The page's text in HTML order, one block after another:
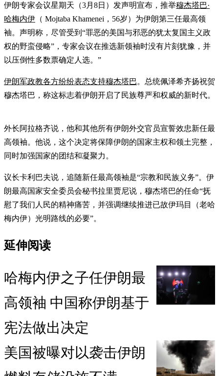
伊朗专家会议星期天（3月8日）发声明宣布，推举穆杰塔巴·
哈梅内伊 （ Mojtaba Khamenei，56岁）为伊朗第三任最高领
袖。声明称，尽管受到“罪恶的美国与邪恶的犹太复国主义政
权的野蛮侵略”，专家会议在推选新领袖时没有片刻犹豫，并
以压倒性多数票确定人选。”
伊朗军政教各方纷纷表态支持穆杰塔巴。总统佩泽希齐扬祝贺
穆杰塔巴，称这标志着伊朗开启了民族尊严和权威的新时代。
外长阿拉格齐说，他和其他所有伊朗外交官员宣誓效忠新任最
高领袖。他说，这个决定将保障伊朗的国家主权和领土完整，
同时加强国家的团结和凝聚力。
议长卡利巴夫说，追随新任最高领袖是“宗教和民族义务”。伊
朗最高国家安全委员会秘书拉里贾尼说，穆杰塔巴的任命“抚
慰了我们人民的精神痛苦，并强调继续推进已故伊玛目（老哈
梅内伊）光明路线的必要”。
延伸阅读
哈梅内伊之子任伊朗最
高领袖 中国称伊朗基于
宪法做出决定
美国被曝对以袭击伊朗